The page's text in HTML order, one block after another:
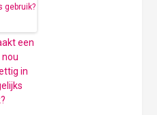
een
nou
in